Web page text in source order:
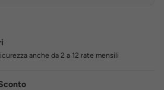
anche da 2 a 12 rate mensili